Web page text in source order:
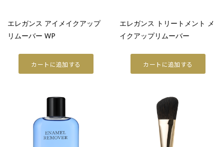
POINT MAKEUP
アイ
リップ
フェイスカラー
ネイル
BASE MAKEUP
エレガンス アイメイクアップ
リムーバー WP
カートに追加する
エレガンス トリートメント メ
イクアップリムーバー
カートに追加する